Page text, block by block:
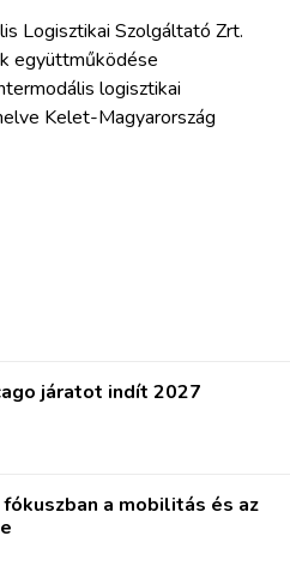
Logisztikai Szolgáltató Zrt.
együttműködése
logisztikai
Kelet-Magyarország
járatot indít 2027
a mobilitás és az